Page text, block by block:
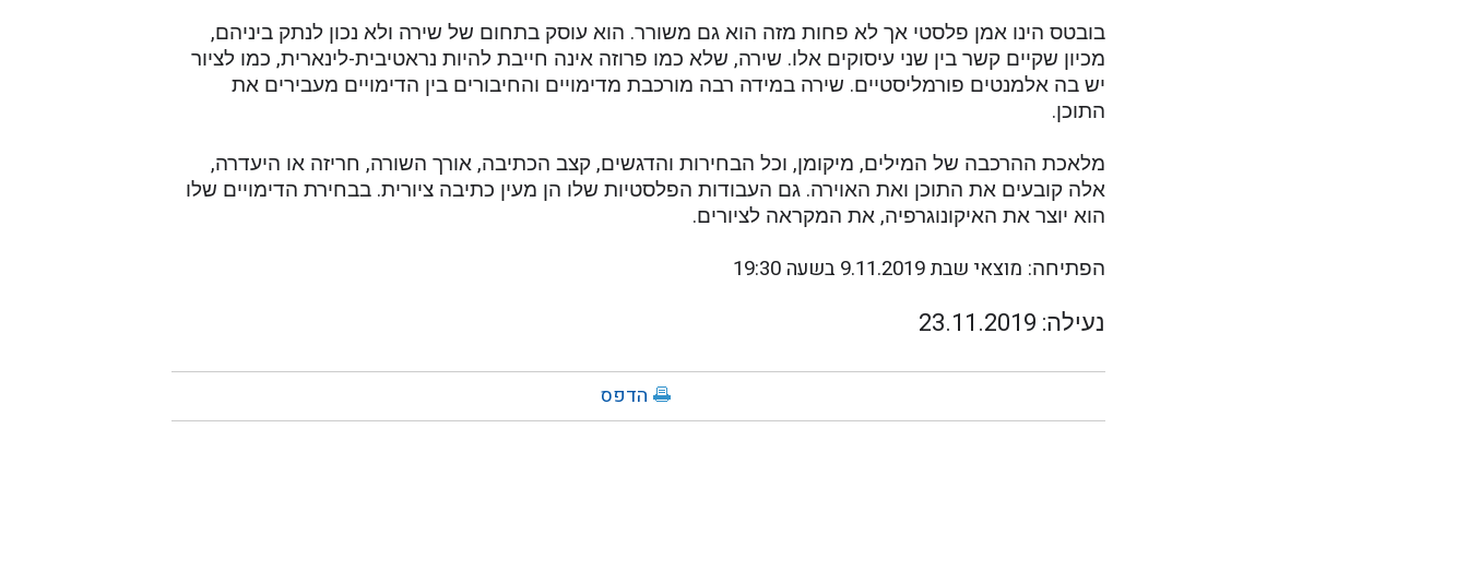
בובטס הינו אמן פלסטי אך לא פחות מזה הוא גם משורר. הוא עוסק בתחום של שירה ולא נכון לנתק ביניהם,
מכיון שקיים קשר בין שני עיסוקים אלו. שירה, שלא כמו פרוזה אינה חייבת להיות נראטיבית-לינארית, כמו לציור
יש בה אלמנטים פורמליסטיים. שירה במידה רבה מורכבת מדימויים והחיבורים בין הדימויים מעבירים את
התוכן.
מלאכת ההרכבה של המילים, מיקומן, וכל הבחירות והדגשים, קצב הכתיבה, אורך השורה, חריזה או היעדרה,
אלה קובעים את התוכן ואת האוירה. גם העבודות הפלסטיות שלו הן מעין כתיבה ציורית. בבחירת הדימויים שלו
הוא יוצר את האיקונוגרפיה, את המקראה לציורים.
הפתיחה: מוצאי שבת 9.11.2019 בשעה 19:30
נעילה: 23.11.2019
הדפס